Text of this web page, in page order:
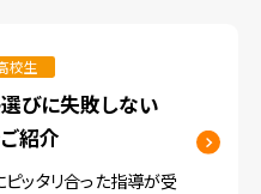
的な出願」を視野に入
校生
びに失敗しない
紹介
ッタリ合った指導が受